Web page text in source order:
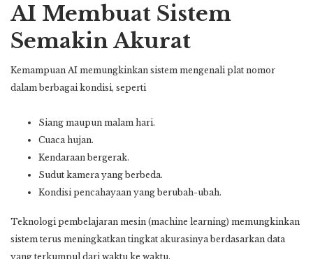
AI Membuat Sistem
Semakin Akurat
Kemampuan AI memungkinkan sistem mengenali plat nomor
dalam berbagai kondisi, seperti
Siang maupun malam hari.
Cuaca hujan.
Kendaraan bergerak.
Sudut kamera yang berbeda.
Kondisi pencahayaan yang berubah-ubah.
Teknologi pembelajaran mesin (machine learning) memungkinkan
sistem terus meningkatkan tingkat akurasinya berdasarkan data
yang terkumpul dari waktu ke waktu.